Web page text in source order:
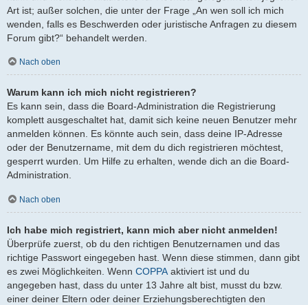
Art ist; außer solchen, die unter der Frage „An wen soll ich mich
wenden, falls es Beschwerden oder juristische Anfragen zu diesem
Forum gibt?“ behandelt werden.
Nach oben
Warum kann ich mich nicht registrieren?
Es kann sein, dass die Board-Administration die Registrierung
komplett ausgeschaltet hat, damit sich keine neuen Benutzer mehr
anmelden können. Es könnte auch sein, dass deine IP-Adresse
oder der Benutzername, mit dem du dich registrieren möchtest,
gesperrt wurden. Um Hilfe zu erhalten, wende dich an die Board-
Administration.
Nach oben
Ich habe mich registriert, kann mich aber nicht anmelden!
Überprüfe zuerst, ob du den richtigen Benutzernamen und das
richtige Passwort eingegeben hast. Wenn diese stimmen, dann gibt
es zwei Möglichkeiten. Wenn COPPA aktiviert ist und du
angegeben hast, dass du unter 13 Jahre alt bist, musst du bzw.
einer deiner Eltern oder deiner Erziehungsberechtigten den